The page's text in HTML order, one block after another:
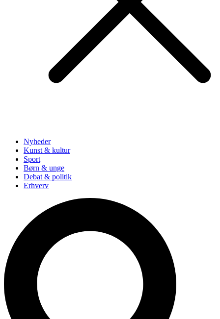
Nyheder
Kunst & kultur
Sport
Børn & unge
Debat & politik
Erhverv